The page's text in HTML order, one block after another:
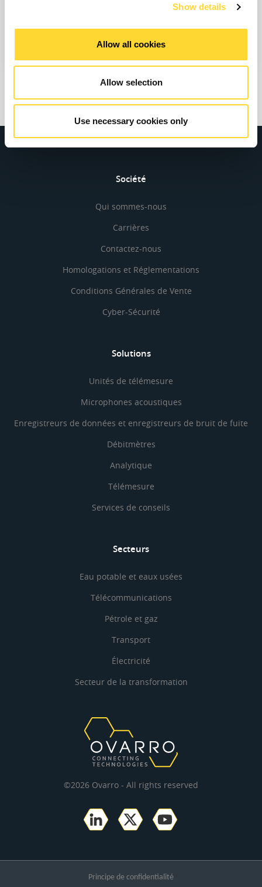
Show details
Allow all cookies
Allow selection
Use necessary cookies only
Société
Qui sommes-nous
Carrières
Contactez-nous
Homologations et Réglementations
Conditions Générales de Vente
Cyber-Sécurité
Solutions
Unités de télémesure
Microphones acoustiques
Enregistreurs de données et enregistreurs de bruit de fuite
Débitmètres
Analytique
Télémesure
Services de conseils
Secteurs
Eau potable et eaux usées
Télécommunications
Pétrole et gaz
Transport
Électricité
Secteur de la transformation
©2026 Ovarro - All rights reserved
Principe de confidentialité